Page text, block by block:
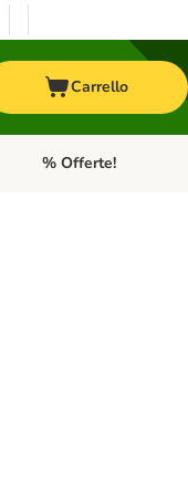
Carrello
CavalliApri Menu Categoria:
% Offerte!